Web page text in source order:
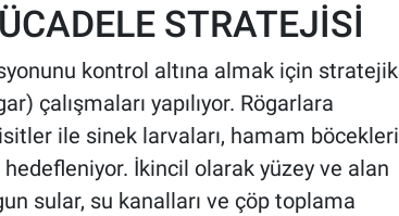
STRATEJİSİ
kontrol altına almak için stratejik
çalışmaları yapılıyor. Rögarlara
ile sinek larvaları, hamam böcekleri
İkincil olarak yüzey ve alan
sular, su kanalları ve çöp toplama